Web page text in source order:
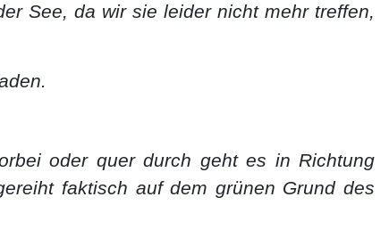
See, da wir sie leider nicht mehr treffen,
oder quer durch geht es in Richtung
faktisch auf dem grünen Grund des